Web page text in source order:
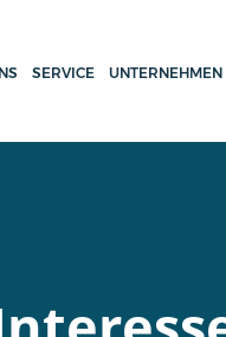
SERVICE